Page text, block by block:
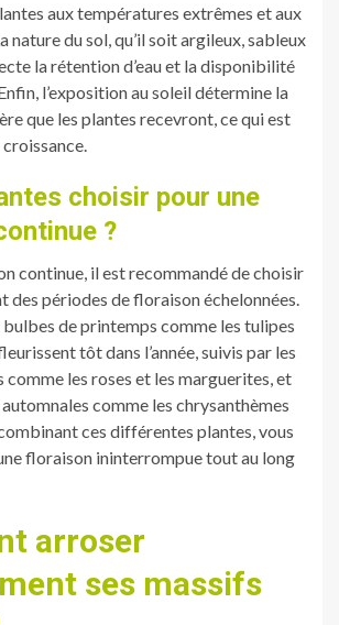
aux températures extrêmes et aux
nature du sol, qu’il soit argileux, sableux
la rétention d’eau et la disponibilité
l’exposition au soleil détermine la
que les plantes recevront, ce qui est
choisir pour une
?
continue, il est recommandé de choisir
des périodes de floraison échelonnées.
bulbes de printemps comme les tulipes
tôt dans l’année, suivis par les
comme les roses et les marguerites, et
comme les chrysanthèmes
ces différentes plantes, vous
floraison ininterrompue tout au long
arroser
ses massifs